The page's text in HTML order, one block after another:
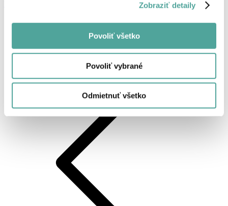
Zobraziť detaily
Povoliť všetko
Povoliť vybrané
Odmietnuť všetko
Späť